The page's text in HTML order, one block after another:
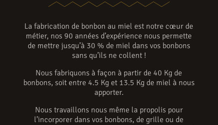
La fabrication de bonbon au miel est notre cœur de
métier, nos 90 années d’expérience nous permette
de mettre jusqu’à 30 % de miel dans vos bonbons
sans qu’ils ne collent !
Nous fabriquons à façon à partir de 40 Kg de
bonbons, soit entre 4.5 Kg et 13.5 Kg de miel à nous
apporter.
Nous travaillons nous même la propolis pour
l’incorporer dans vos bonbons, de grille ou de